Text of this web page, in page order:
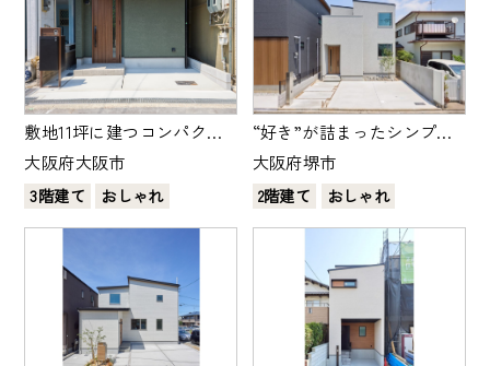
敷地11坪に建つコンパクト
ハウス Ｓ様邸
大阪府大阪市
3階建て おしゃれ
“好き”が詰まったシンプル
な家 Ｆ様邸
大阪府堺市
2階建て おしゃれ